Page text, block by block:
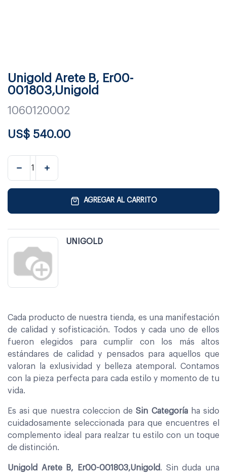
Unigold Arete B, Er00-
001803,Unigold
1060120002
US$ 540.00
AGREGAR AL CARRITO
UNIGOLD
Cada producto de nuestra tienda, es una manifestación
de calidad y sofisticación. Todos y cada uno de ellos
fueron elegidos para cumplir con los más altos
estándares de calidad y pensados para aquellos que
valoran la exlusividad y belleza atemporal. Contamos
con la pieza perfecta para cada estilo y momento de tu
vida.
Es asi que nuestra coleccion deSin Categoríaha sido
cuidadosamente seleccionada para que encuentres el
complemento ideal para realzar tu estilo con un toque
de distinción.
Unigold Arete B, Er00-001803,Unigold. Sin duda una